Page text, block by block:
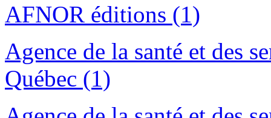
AFNOR éditions (1)
Agence de la santé et des
Québec (1)